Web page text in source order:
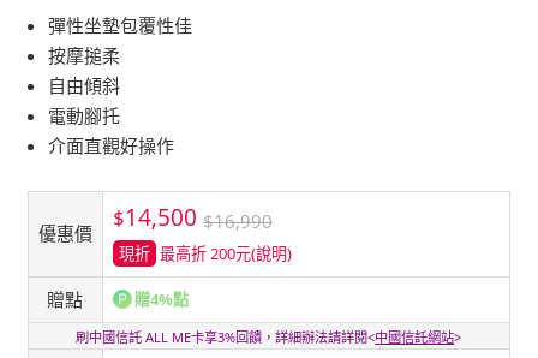
彈性坐墊包覆性佳
按摩搥柔
自由傾斜
電動腳托
介面直觀好操作
優惠價
$14,500 $16,990
現折 最高折 200元(說明)
贈點 贈4%點
刷中國信託 ALL ME卡享3%回饋，詳細辦法請詳閱<中國信託網站>